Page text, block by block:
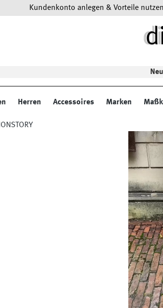
Kundenkonto anlegen & Vorteile
Herren Accessoires Marken